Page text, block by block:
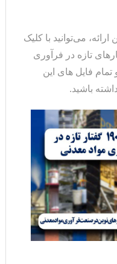
می‌توانید با کلیک
تازه در فرآوری
تمام فایل های این
باشید.